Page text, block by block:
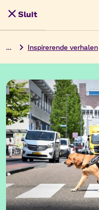
naar
inhoud
Menu
Sluit
… Inspirerende verhalen